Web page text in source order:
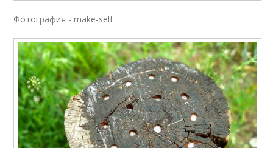
Фотография - make-self